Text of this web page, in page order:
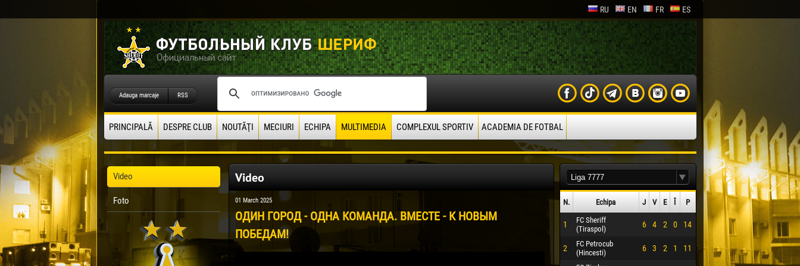
RU EN FR ES
Adauga marcaje RSS
PRINCIPALĂ DESPRE CLUB NOUTĂŢI MECIURI ECHIPA MULTIMEDIA COMPLEXUL SPORTIV ACADEMIA DE FOTBAL
Video
Foto
Video
01 March 2025
ОДИН ГОРОД - ОДНА КОМАНДА. ВМЕСТЕ - К НОВЫМ
ПОБЕДАМ!
N. Echipa J V E Î P
1
FC Sheriff
(Tiraspol)
6 4 2 0 14
2
FC Petrocub
(Hincesti)
6 3 2 1 11